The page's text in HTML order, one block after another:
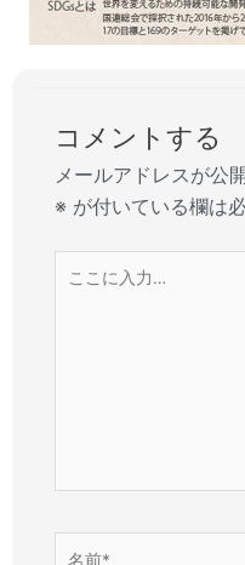
コメントする
メールアドレスが公
※ が付いている欄は